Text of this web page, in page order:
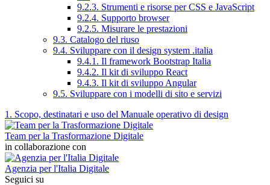
9.2.3. Strumenti e risorse per CSS e JavaScript
9.2.4. Supporto browser
9.2.5. Misurare le prestazioni
9.3. Catalogo del riuso
9.4. Sviluppare con il design system .italia
9.4.1. Il framework Bootstrap Italia
9.4.2. Il kit di sviluppo React
9.4.3. Il kit di sviluppo Angular
9.5. Sviluppare con i modelli di sito e servizi
1. Scopo, destinatari e uso del Manuale operativo di design
Team per la Trasformazione Digitale
in collaborazione con
Agenzia per l'Italia Digitale
Seguici su